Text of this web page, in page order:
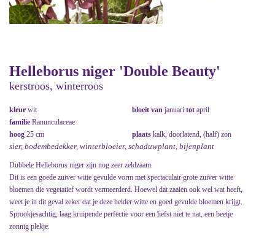
Helleborus niger 'Double Beauty'
kerstroos, winterroos
kleur wit bloeit van januari tot april
familie Ranunculaceae
hoog 25 cm plaats kalk, doorlatend, (half) zon
sier, bodembedekker, winterbloeier, schaduwplant, bijenplant
Dubbele Helleborus niger zijn nog zeer zeldzaam.
Dit is een goede zuiver witte gevulde vorm met spectaculair grote zuiver witte
bloemen die vegetatief wordt vermeerderd. Hoewel dat zaaien ook wel wat heeft,
weet je in dit geval zeker dat je deze helder witte en goed gevulde bloemen krijgt.
Sprookjesachtig, laag kruipende perfectie voor een liefst niet te nat, een beetje
zonnig plekje.